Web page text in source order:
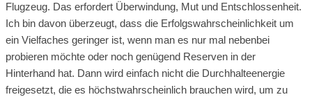
Flugzeug. Das erfordert Überwindung, Mut und Entschlossenheit.
Ich bin davon überzeugt, dass die Erfolgswahrscheinlichkeit um
ein Vielfaches geringer ist, wenn man es nur mal nebenbei
probieren möchte oder noch genügend Reserven in der
Hinterhand hat. Dann wird einfach nicht die Durchhalteenergie
freigesetzt, die es höchstwahrscheinlich brauchen wird, um zu